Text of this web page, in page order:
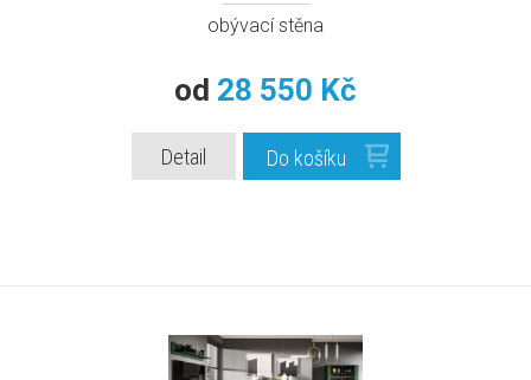
obývací stěna
od 28 550 Kč
Detail Do košíku